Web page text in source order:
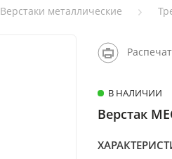
Верстаки металлические
В НАЛИЧИИ
Верстак